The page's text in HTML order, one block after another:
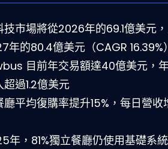
技市場將從2026年的69.1億美元
年的80.4億美元（CAGR 16.39%
目前年交易額達40億美元，
過1.2億美元
廳平均復購率提升15%，每日營收
年，81%獨立餐廳仍使用基礎系